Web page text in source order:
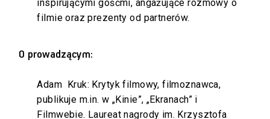
inspirującymi gośćmi, angażujące rozmowy o
filmie oraz prezenty od partnerów.
O prowadzącym:
Adam Kruk: Krytyk filmowy, filmoznawca,
publikuje m.in. w „Kinie”, „Ekranach” i
Filmwebie. Laureat nagrody im. Krzysztofa